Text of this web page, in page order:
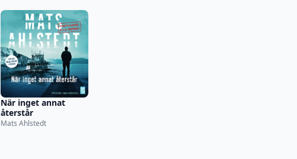
När inget annat
återstår
Mats Ahlstedt